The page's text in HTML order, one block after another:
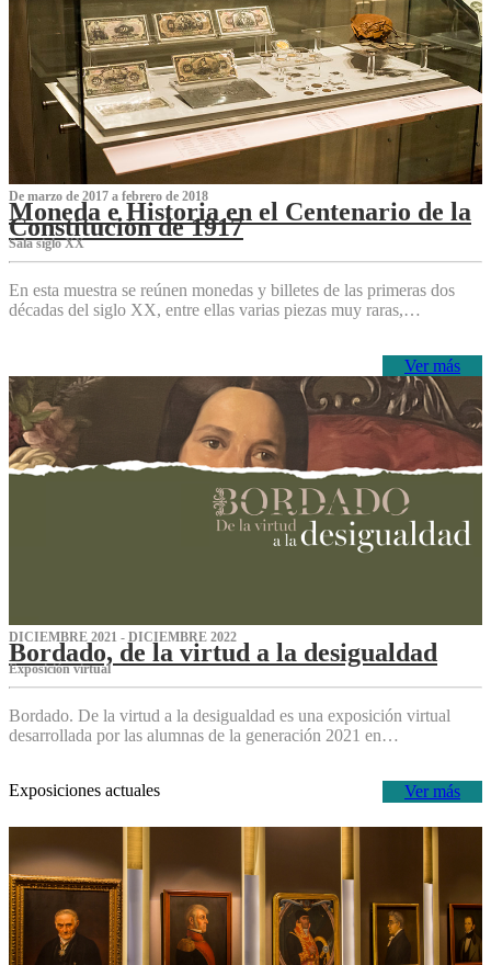
De marzo de 2017 a febrero de 2018
Moneda e Historia en el Centenario de la
Constitución de 1917
Sala siglo XX
En esta muestra se reúnen monedas y billetes de las primeras dos
décadas del siglo XX, entre ellas varias piezas muy raras,…
Ver más
DICIEMBRE 2021 - DICIEMBRE 2022
Bordado, de la virtud a la desigualdad
Exposición virtual‌
Bordado. De la virtud a la desigualdad es una exposición virtual
desarrollada por las alumnas de la generación 2021 en…
Ver más
Exposiciones actuales